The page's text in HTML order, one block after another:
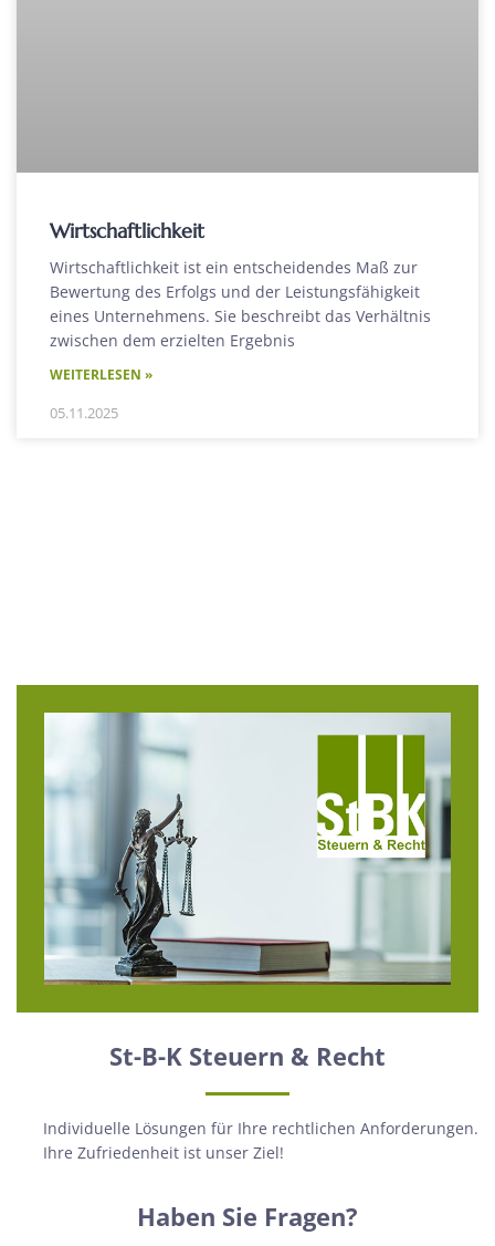
Wirtschaftlichkeit
Wirtschaftlichkeit ist ein entscheidendes Maß zur
Bewertung des Erfolgs und der Leistungsfähigkeit
eines Unternehmens. Sie beschreibt das Verhältnis
zwischen dem erzielten Ergebnis
WEITERLESEN »
05.11.2025
St-B-K Steuern & Recht
Individuelle Lösungen für Ihre rechtlichen Anforderungen.
Ihre Zufriedenheit ist unser Ziel!
Haben Sie Fragen?